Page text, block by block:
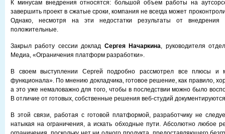
К минусам внедрения относятся: большой объем работы на
завершить проект в сжатые сроки, компания не всегда может
Однако, несмотря на эти недостатки результаты от
положительные.
Закрыл работу сессии доклад Сергея Начаркина, руководителя
Медиа, «Ограничения платформ разработки».
В своем выступлении Сергей подробно рассмотрел все плюсы и
функционала». По мнению докладчика, готовое решение, как правило,
а это уже немаловажно для того, чтобы в последствии можно было
В отличие от готовых, собственные решения веб-студий
В этой связи, работая с готовой платформой, разработчику не
натыкая на ограничения, а искать обходные пути. Абсолютно любое